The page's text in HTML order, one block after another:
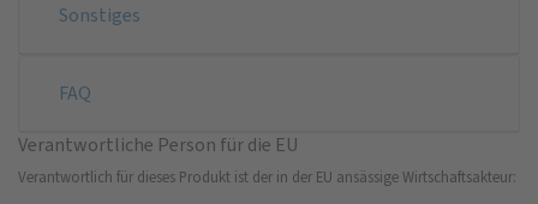
Sonstiges
FAQ
Verantwortliche Person für die EU
Verantwortlich für dieses Produkt ist der in der EU ansässige Wirtschaftsakteur: